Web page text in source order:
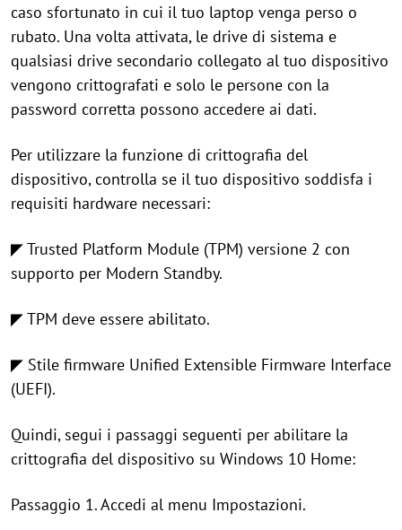
caso sfortunato in cui il tuo laptop venga perso o
rubato. Una volta attivata, le drive di sistema e
qualsiasi drive secondario collegato al tuo dispositivo
vengono crittografati e solo le persone con la
password corretta possono accedere ai dati.
Per utilizzare la funzione di crittografia del
dispositivo, controlla se il tuo dispositivo soddisfa i
requisiti hardware necessari:
◤ Trusted Platform Module (TPM) versione 2 con
supporto per Modern Standby.
◤ TPM deve essere abilitato.
◤ Stile firmware Unified Extensible Firmware Interface
(UEFI).
Quindi, segui i passaggi seguenti per abilitare la
crittografia del dispositivo su Windows 10 Home:
Passaggio 1. Accedi al menu Impostazioni.